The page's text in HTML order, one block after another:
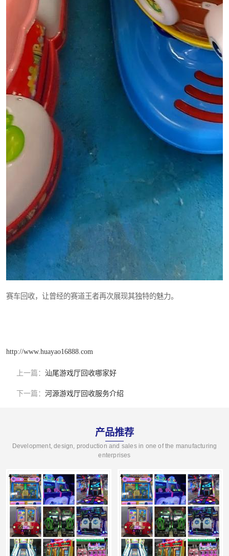
赛车回收，让曾经的赛道王者再次展现其独特的魅力。
http://www.huayao16888.com
上一篇： 汕尾游戏厅回收哪家好
下一篇： 河源游戏厅回收服务介绍
产品推荐
Development, design, production and sales in one of the manufacturing
enterprises